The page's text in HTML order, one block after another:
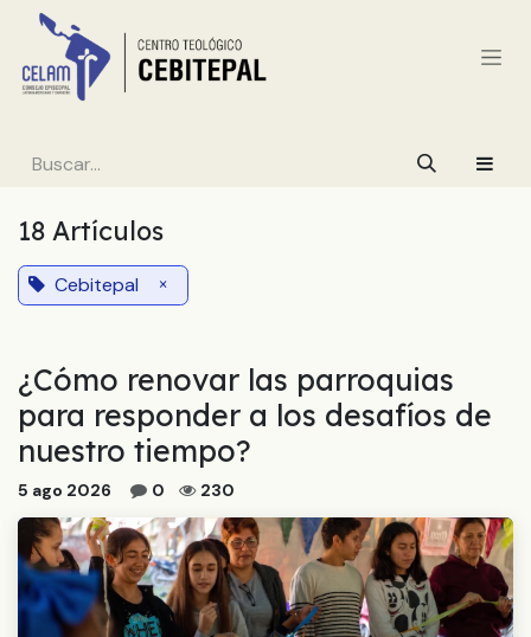
Ir al contenido
18 Artículos
Cebitepal ×
¿Cómo renovar las parroquias
para responder a los desafíos de
nuestro tiempo?
5 ago 2026 0 230